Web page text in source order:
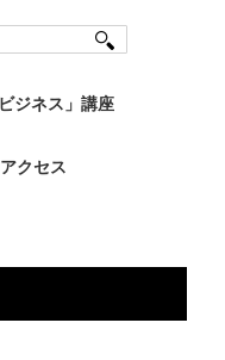
ビジネス」講座
アクセス